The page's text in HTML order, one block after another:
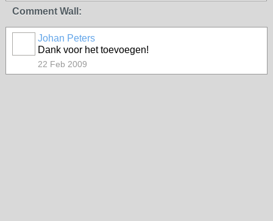
Comment Wall:
Johan Peters
Dank voor het toevoegen!
22 Feb 2009